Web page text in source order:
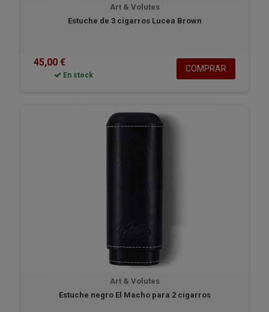
Art & Volutes
Estuche de 3 cigarros Lucea Brown
45,00 €
En stock
COMPRAR
Art & Volutes
Estuche negro El Macho para 2 cigarros